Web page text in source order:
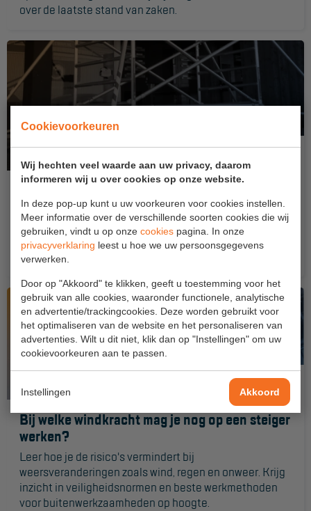
Cookievoorkeuren
Wij hechten veel waarde aan uw privacy, daarom
informeren wij u over cookies op onze website.
In deze pop-up kunt u uw voorkeuren voor cookies instellen.
Meer informatie over de verschillende soorten cookies die wij
gebruiken, vindt u op onze cookies pagina. In onze
privacyverklaring leest u hoe we uw persoonsgegevens
verwerken.
Door op "Akkoord" te klikken, geeft u toestemming voor het
gebruik van alle cookies, waaronder functionele, analytische
en advertentie/trackingcookies. Deze worden gebruikt voor
het optimaliseren van de website en het personaliseren van
advertenties. Wilt u dit niet, klik dan op "Instellingen" om uw
cookievoorkeuren aan te passen.
Instellingen Akkoord
Project toepassingen
Laagbouw
Hoogbouw
Projectvoorbeelden
KEURING
Ladders en trappen
Steigers
Reparatie en onderhoud
Aanmelden Inspectiewekker
Vestigingen
Dealers
Product video's
Blog
over de laatste stand van zaken.
Leer hoe je de risico's vermindert bij het verrollen van
een steiger. Krijg inzicht in veiligheidsnormen en beste
werkmethoden voor gebruik van een steiger bij
werkzaamheden op hoogte.
Bij welke windkracht mag je nog op een steiger
werken?
Leer hoe je de risico's vermindert bij
weersveranderingen zoals wind, regen en onweer. Krijg
inzicht in veiligheidsnormen en beste werkmethoden
voor buitenwerkzaamheden op hoogte.